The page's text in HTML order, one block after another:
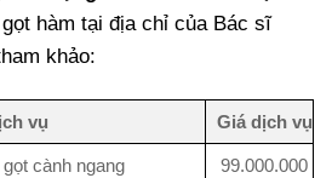
hàm tại địa chỉ của Bác sĩ
khảo:
vụ Giá dịch vụ
cành ngang 99.000.000